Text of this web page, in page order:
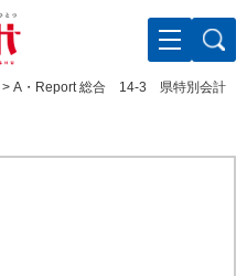
> A・Report 総合 14-3 県特別会計